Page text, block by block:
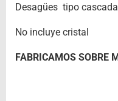
Desagües tipo cascada
No incluye cristal
FABRICAMOS SOBRE